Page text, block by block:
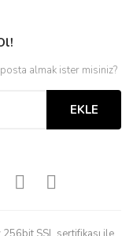
almak ister misiniz?
EKLE